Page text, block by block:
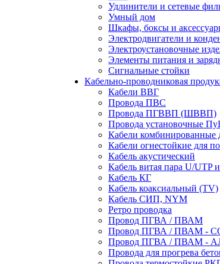
Удлинители и сетевые
Умный дом
Шкафы, боксы и
Электродвигатели и
Электроустановочные
Элементы питания и
Сигнальные стойки
Кабельно-проводниковая
Кабели ВВГ
Провода ПВС
Провода ПГВВП (ШВВП)
Провода установочные
Кабели комбинированные
Кабели огнестойкие для
Кабель акустический
Кабель витая пара U/UTP
Кабель КГ
Кабель коаксиальный (TV)
Кабель СИП, NYM
Ретро проводка
Провод ПГВА / ПВАМ
Провод ПГВА / ПВАМ -
Провод ПГВА / ПВАМ -
Провода для прогрева